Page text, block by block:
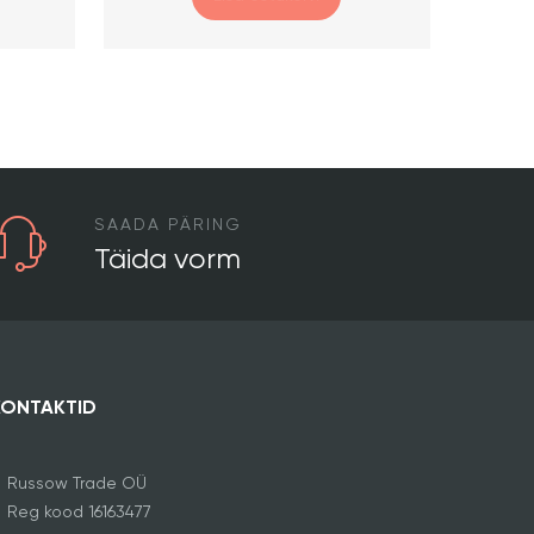
SAADA PÄRING
Täida vorm
Russow Trade OÜ
Reg kood 16163477